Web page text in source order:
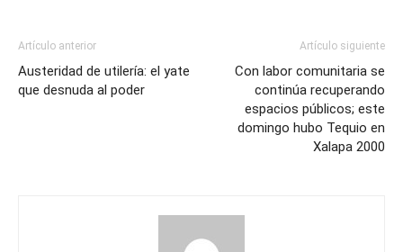
Artículo anterior
Austeridad de utilería: el yate
que desnuda al poder
Artículo siguiente
Con labor comunitaria se
continúa recuperando
espacios públicos; este
domingo hubo Tequio en
Xalapa 2000